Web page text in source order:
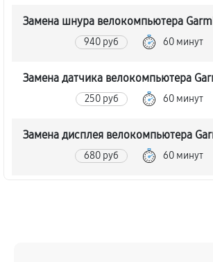
Замена шнура велокомпьютера
940 руб 60 минут
Замена датчика велокомпьютера
250 руб 60 минут
Замена дисплея велокомпьютера
680 руб 60 минут